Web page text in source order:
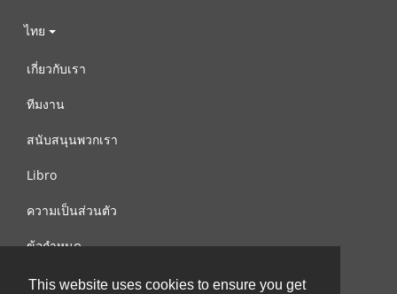
This website uses cookies to ensure you get
ไทย
เกี่ยวกับเรา
ทีมงาน
สนับสนุนพวกเรา
Libro
ความเป็นส่วนตัว
ข้อกำหนด
ติดต่อเรา